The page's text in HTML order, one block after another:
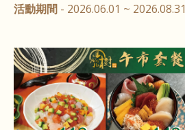
活動期間 - 2026.06.01 ~ 2026.08.31